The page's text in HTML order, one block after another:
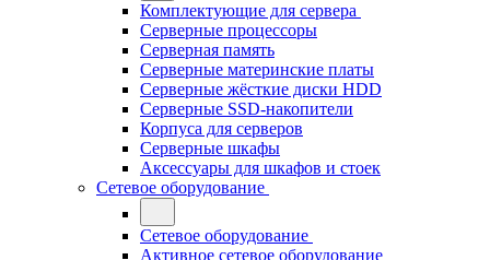
Комплектующие для сервера
Серверные процессоры
Серверная память
Серверные материнские платы
Серверные жёсткие диски HDD
Серверные SSD-накопители
Корпуса для серверов
Серверные шкафы
Аксессуары для шкафов и стоек
Сетевое оборудование
Сетевое оборудование
Активное сетевое оборудование